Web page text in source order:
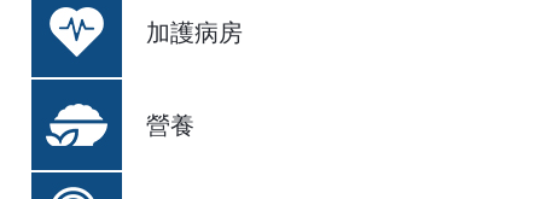
加護病房
營養